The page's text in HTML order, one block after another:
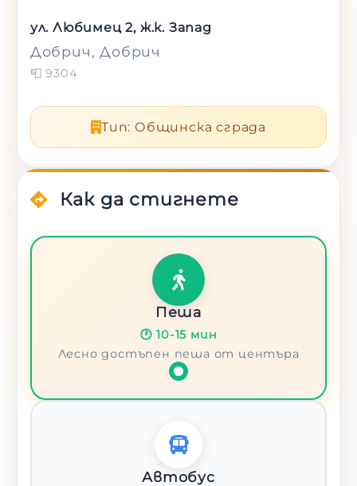
ул. Любимец 2, ж.к. Запад
Добрич, Добрич
📮9304
Тип: Общинска сграда
Как да стигнете
Пеша
🕐10-15 мин
Лесно достъпен пеша от центъра
Автобус